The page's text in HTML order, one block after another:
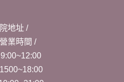
地址 /
業時間 /